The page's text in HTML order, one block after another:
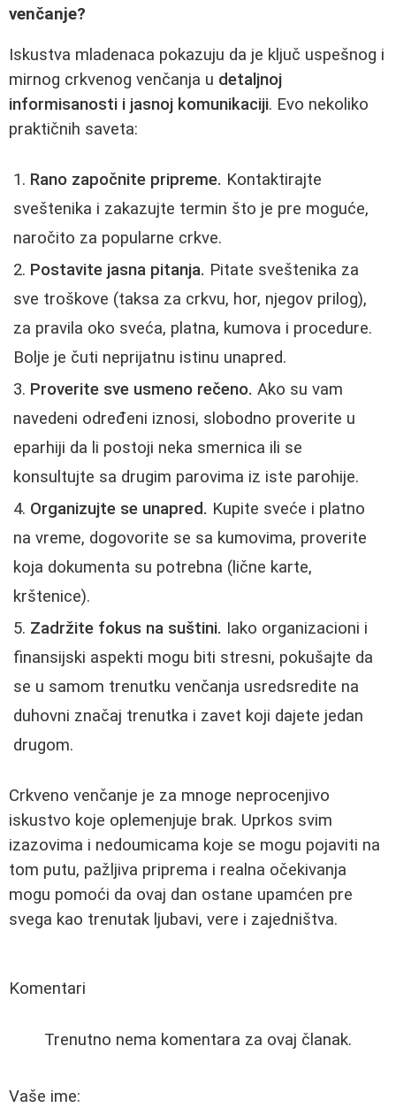
venčanje?
Iskustva mladenaca pokazuju da je ključ uspešnog i
mirnog crkvenog venčanja u detaljnoj
informisanosti i jasnoj komunikaciji. Evo nekoliko
praktičnih saveta:
Rano započnite pripreme. Kontaktirajte
sveštenika i zakazujte termin što je pre moguće,
naročito za popularne crkve.
Postavite jasna pitanja. Pitate sveštenika za
sve troškove (taksa za crkvu, hor, njegov prilog),
za pravila oko sveća, platna, kumova i procedure.
Bolje je čuti neprijatnu istinu unapred.
Proverite sve usmeno rečeno. Ako su vam
navedeni određeni iznosi, slobodno proverite u
eparhiji da li postoji neka smernica ili se
konsultujte sa drugim parovima iz iste parohije.
Organizujte se unapred. Kupite sveće i platno
na vreme, dogovorite se sa kumovima, proverite
koja dokumenta su potrebna (lične karte,
krštenice).
Zadržite fokus na suštini. Iako organizacioni i
finansijski aspekti mogu biti stresni, pokušajte da
se u samom trenutku venčanja usredsredite na
duhovni značaj trenutka i zavet koji dajete jedan
drugom.
Crkveno venčanje je za mnoge neprocenjivo
iskustvo koje oplemenjuje brak. Uprkos svim
izazovima i nedoumicama koje se mogu pojaviti na
tom putu, pažljiva priprema i realna očekivanja
mogu pomoći da ovaj dan ostane upamćen pre
svega kao trenutak ljubavi, vere i zajedništva.
Komentari
Trenutno nema komentara za ovaj članak.
Vaše ime: